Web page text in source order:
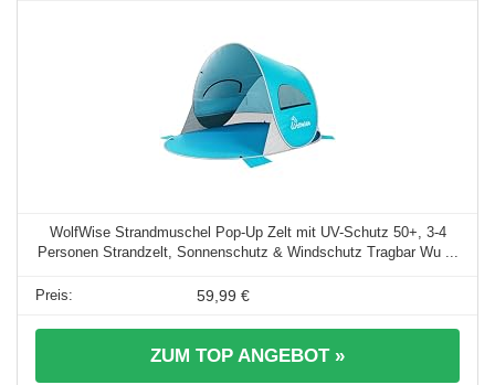
WolfWise Strandmuschel Pop-Up Zelt mit UV-Schutz 50+, 3-4
Personen Strandzelt, Sonnenschutz & Windschutz Tragbar Wu ...
59,99 €
ZUM TOP ANGEBOT »